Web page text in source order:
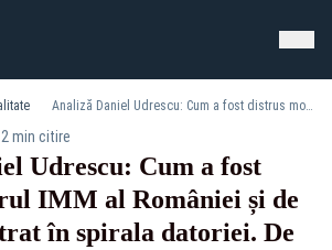
Analiză Daniel Udrescu: Cum a fost distrus motorul IMM al României și de ce statul a intrat în spirala datoriei. De la 1.000.000 € la 100.000 €
2 min citire
Udrescu: Cum a fost
IMM al României și de
în spirala datoriei. De